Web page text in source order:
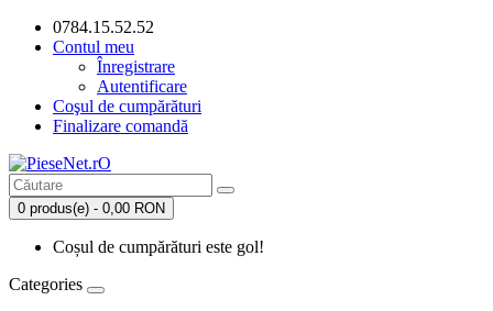
0784.15.52.52
Contul meu
Înregistrare
Autentificare
Coşul de cumpărături
Finalizare comandă
0 produs(e) - 0,00 RON
Coșul de cumpărături este gol!
Categories